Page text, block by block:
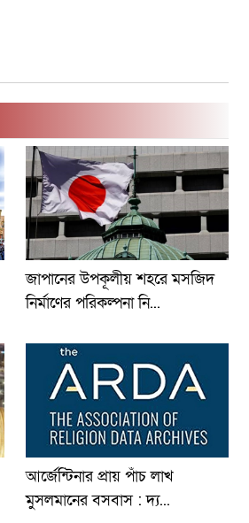
জাপানের উপকূলীয় শহরে মসজিদ
নির্মাণের পরিকল্পনা নি...
আর্জেন্টিনার প্রায় পাঁচ লাখ
মুসলমানের বসবাস : দ্য...